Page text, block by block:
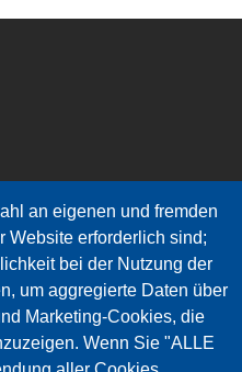
an eigenen und fremden
Website erforderlich sind;
bei der Nutzung der
um aggregierte Daten über
Marketing-Cookies, die
Wenn Sie "ALLE